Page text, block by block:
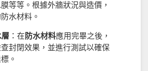
等等。根據外牆狀況與造價，
水材料。
：在 防水材料應用完畢之後，
封閉效果，並進行測試以確保
。